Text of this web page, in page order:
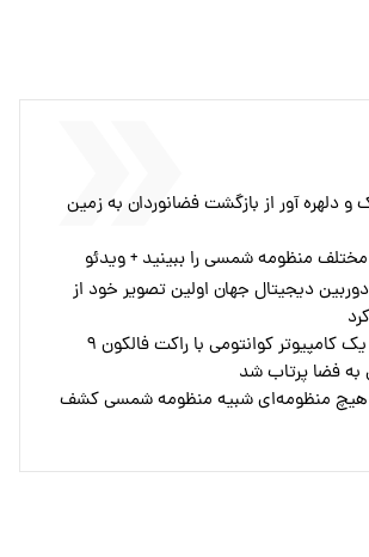
دلهره آور از بازگشت فضانوردان به زمین
منظومه شمسی را ببینید + ویدئو
دیجیتال جهان اولین تصویر خود از
برای اولین بار یک کامپیوتر کوانتومی با راکت فالکون ۹
فضا پرتاب شد
هیچ منظومه‌ای شبیه منظومه شمسی کشف